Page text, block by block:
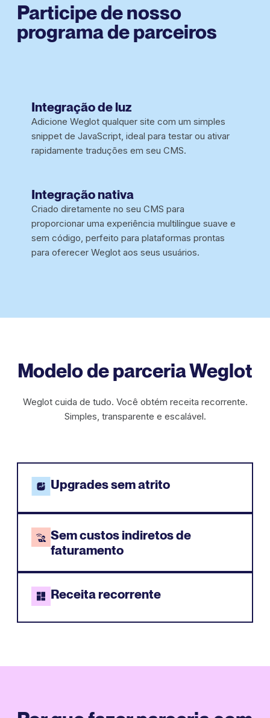
Participe de nosso
programa de parceiros
Integração de luz
Adicione Weglot qualquer site com um simples
snippet de JavaScript, ideal para testar ou ativar
rapidamente traduções em seu CMS.
‍Integração nativa
Criado diretamente no seu CMS para
proporcionar uma experiência multilíngue suave e
sem código, perfeito para plataformas prontas
para oferecer Weglot aos seus usuários.
Modelo de parceria Weglot
Weglot cuida de tudo. Você obtém receita recorrente.
Simples, transparente e escalável.
Upgrades sem atrito
Sem custos indiretos de
faturamento
Receita recorrente